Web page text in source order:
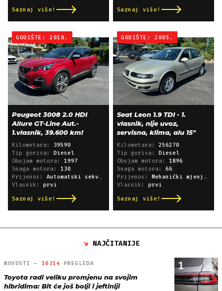
Saznaj više! Saznaj više!
GODIŠTE: 2018.
Peugeot 3008 2.0 HDI
Allure GT-Line Aut.-
1.vlasnik, 39.600 km!
Kilometara: 39590
Tip goriva:
Diesel
Obujam motora: 1997
Snaga motora: 130
Prijenos: Automatski sekvencijski
Vlasnik: prvi
Saznaj više!
GODIŠTE: 2005.
Seat Leon 1.9 TDI - 1.
vlasnik, nije uvoz,
servisna, klima, alu 15"
Kilometara: 256270
Tip goriva:
Diesel
Obujam motora: 1896
Snaga motora: 66
Prijenos:
Mehanički mjenjač
Vlasnik: prvi
Saznaj više!
NAJČITANIJE
1
NOVOSTI — 10314 PREGLEDA
Toyota radi veliku promjenu na svojim
hibridima: Bit će još bolji i jeftiniji